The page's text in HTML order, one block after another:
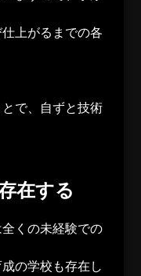
上がるまでの各
で、自ずと技術
在する
くの未経験での
の学校も存在し